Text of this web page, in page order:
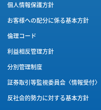
個人情報保護方針
お客様への配分に係る基本方針
倫理コード
利益相反管理方針
分別管理制度
証券取引等監視委員会〈情報受付〉
反社会的勢力に対する基本方針